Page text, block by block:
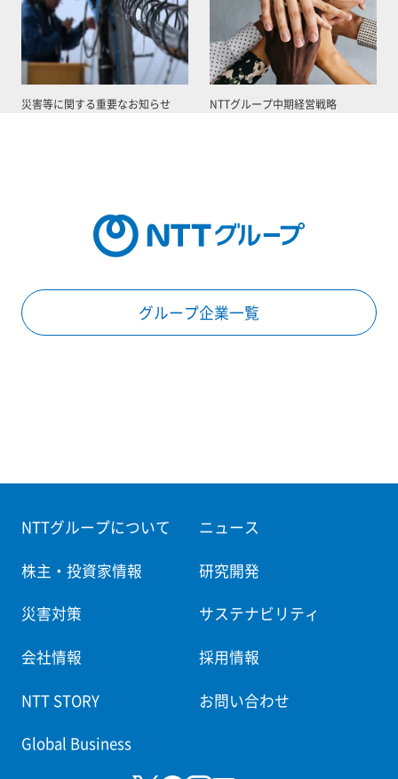
災害等に関する重要なお知らせ NTTグループ中期経営戦略
グループ企業一覧
NTTグループについて ニュース
株主・投資家情報 研究開発
災害対策 サステナビリティ
会社情報 採用情報
NTT STORY お問い合わせ
Global Business